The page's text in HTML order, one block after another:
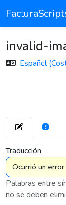
invalid-
Español
Traducción
Palabras entre
no se deben